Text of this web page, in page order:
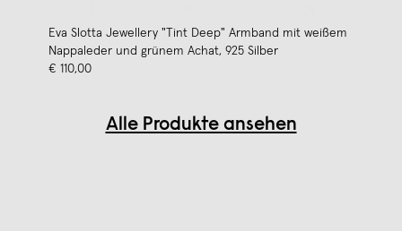
Eva Slotta Jewellery "Tint Deep" Armband mit weißem
Nappaleder und grünem Achat, 925 Silber
€ 110,00
Alle Produkte ansehen